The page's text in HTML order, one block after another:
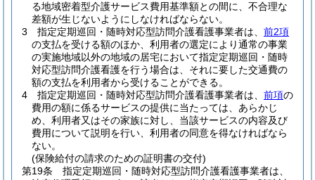
る地域密着型介護サービス費用基準額との間に、不合理な
差額が生じないようにしなければならない。
3
指定定期巡回・随時対応型訪問介護看護事業者は、 前2項
の支払を受ける額のほか、利用者の選定により通常の事業
の実施地域以外の地域の居宅において指定定期巡回・随時
対応型訪問介護看護を行う場合は、それに要した交通費の
額の支払を利用者から受けることができる。
4
指定定期巡回・随時対応型訪問介護看護事業者は、 前項の
費用の額に係るサービスの提供に当たっては、あらかじ
め、利用者又はその家族に対し、当該サービスの内容及び
費用について説明を行い、利用者の同意を得なければなら
ない。
(保険給付の請求のための証明書の交付)
第19条
指定定期巡回・随時対応型訪問介護看護事業者は、